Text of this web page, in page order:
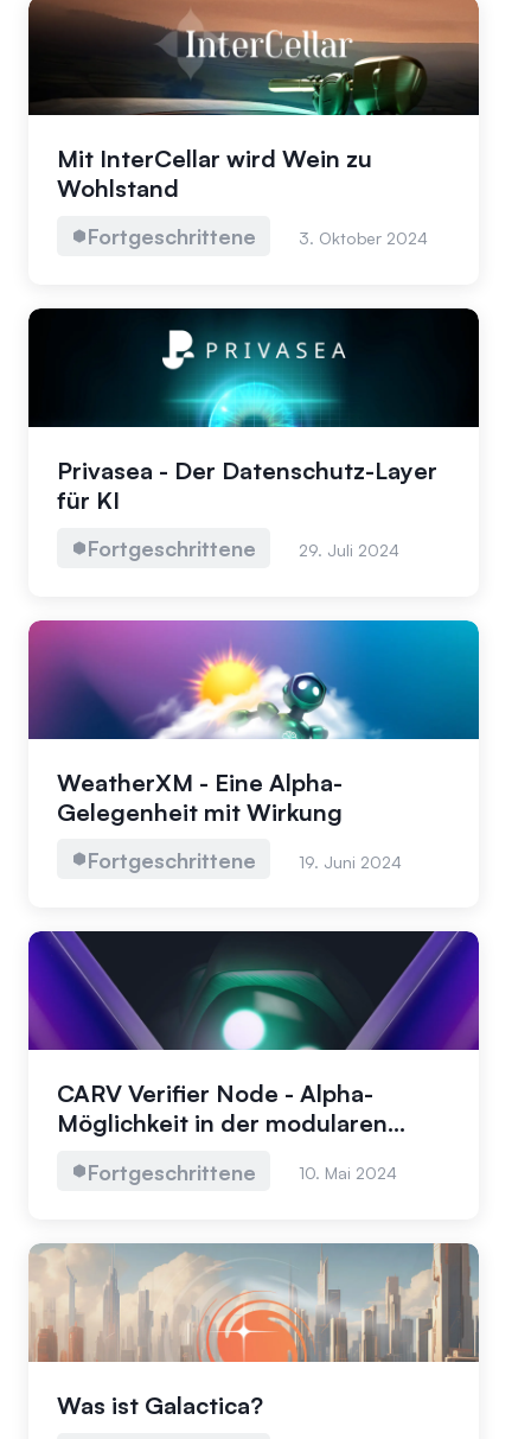
Mit InterCellar wird Wein zu
Wohlstand
Fortgeschrittene 3. Oktober 2024
Privasea - Der Datenschutz-Layer
für KI
Fortgeschrittene 29. Juli 2024
WeatherXM - Eine Alpha-
Gelegenheit mit Wirkung
Fortgeschrittene 19. Juni 2024
CARV Verifier Node - Alpha-
Möglichkeit in der modularen
Fortgeschrittene 10. Mai 2024
Was ist Galactica?